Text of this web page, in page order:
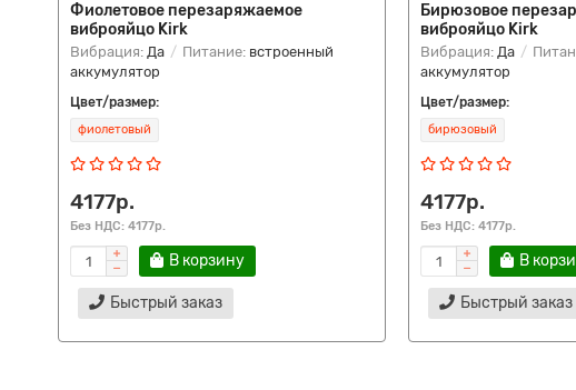
Фиолетовое перезаряжаемое
виброяйцо Kirk
Вибрация: Да Питание: встроенный
аккумулятор
Цвет/размер:
фиолетовый
4177р.
Без НДС: 4177р.
В корзину
Быстрый заказ
Бирюзовое
виброяйцо Kirk
Вибрация: Да
аккумулятор
Цвет/размер:
бирюзовый
4177р.
Без НДС: 4177р.
В
Быстрый заказ